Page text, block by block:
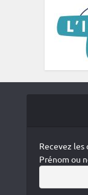
Recevez
Prénom ou